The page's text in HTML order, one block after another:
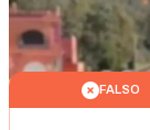
FALSO